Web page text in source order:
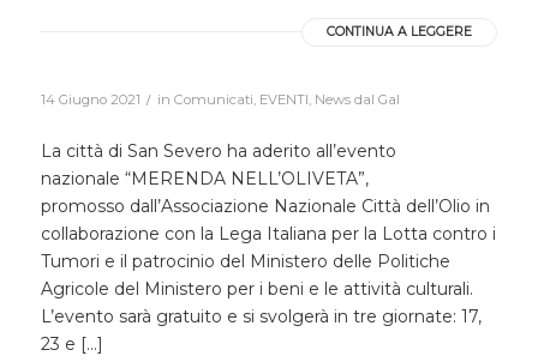
CONTINUA A LEGGERE
14 Giugno 2021 / in Comunicati EVENTI News dal Gal
La città di San Severo ha aderito all’evento
nazionale “MERENDA NELL’OLIVETA”,
promosso dall’Associazione Nazionale Città dell’Olio in
collaborazione con la Lega Italiana per la Lotta contro i
Tumori e il patrocinio del Ministero delle Politiche
Agricole del Ministero per i beni e le attività culturali.
L’evento sarà gratuito e si svolgerà in tre giornate: 17,
23 e […]